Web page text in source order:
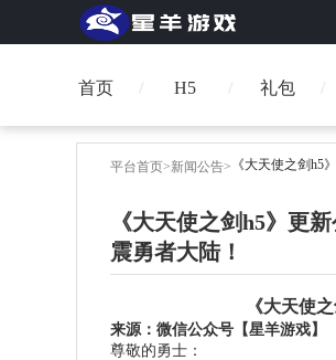
首页 H5 礼包
平台首页>新闻公告> 《大天使之剑h5
《大天使之剑h5》更
震勇者大陆！
《大天使
来源：微信公众号【星羊游戏】
尊敬的勇士：